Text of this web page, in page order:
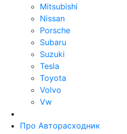
Mitsubishi
Nissan
Porsche
Subaru
Suzuki
Tesla
Toyota
Volvo
Vw
Про Авторасходник